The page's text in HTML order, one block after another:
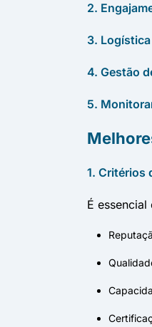
2.
3.
4. Gestão
5.
1. Critérios
É